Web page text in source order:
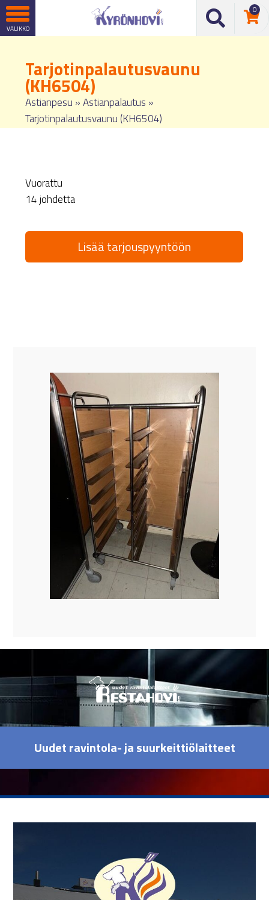
0
Tarjotinpalautusvaunu
(KH6504)
Astianpesu »Astianpalautus »
Tarjotinpalautusvaunu (KH6504)
Vuorattu
14 johdetta
Lisää tarjouspyyntöön
Uudet ravintola- ja suurkeittiölaitteet